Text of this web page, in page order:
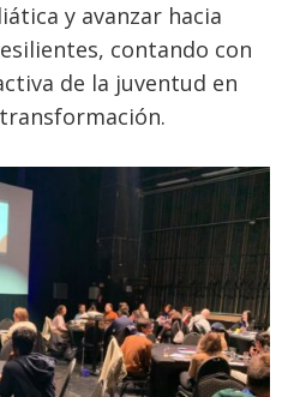
y avanzar hacia
contando con
de la juventud en